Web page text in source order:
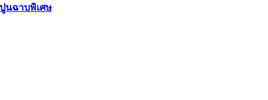
ปูนฉาบพิเศษ